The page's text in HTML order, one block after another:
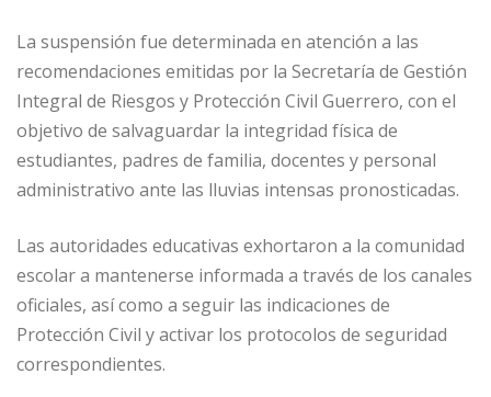
La suspensión fue determinada en atención a las
recomendaciones emitidas por la Secretaría de Gestión
Integral de Riesgos y Protección Civil Guerrero, con el
objetivo de salvaguardar la integridad física de
estudiantes, padres de familia, docentes y personal
administrativo ante las lluvias intensas pronosticadas.
Las autoridades educativas exhortaron a la comunidad
escolar a mantenerse informada a través de los canales
oficiales, así como a seguir las indicaciones de
Protección Civil y activar los protocolos de seguridad
correspondientes.